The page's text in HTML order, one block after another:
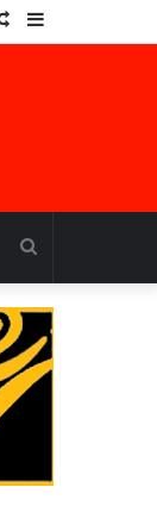
Sidebar
Random
for